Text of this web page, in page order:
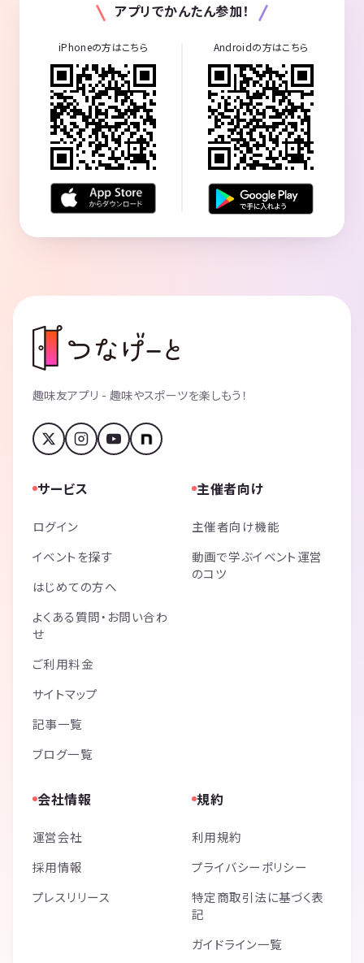
アプリでかんたん参加！
iPhoneの方はこちら Androidの方はこちら
趣味友アプリ - 趣味やスポーツを楽しもう！
サービス
ログイン
イベントを探す
はじめての方へ
よくある質問・お問い合わ
せ
ご利用料金
サイトマップ
記事一覧
ブログ一覧
主催者向け
主催者向け機能
動画で学ぶイベント運営
のコツ
会社情報
運営会社
採用情報
プレスリリース
規約
利用規約
プライバシーポリシー
特定商取引法に基づく表
記
ガイドライン一覧